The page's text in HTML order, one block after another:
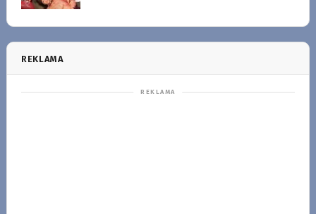
REKLAMA